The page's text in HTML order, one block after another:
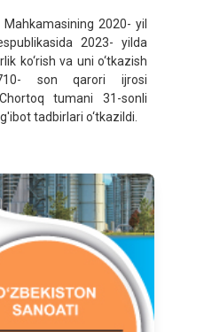
2020- yil
2023- yilda
ko‘rish va uni o‘tkazish
710- son qarori ijrosi
tumani 31-sonli
tadbirlari o‘tkazildi.